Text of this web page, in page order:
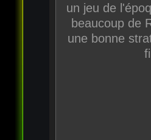
un jeu de
beaucoup de
une bonne